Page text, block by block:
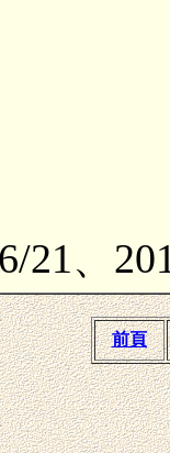
21、
前頁